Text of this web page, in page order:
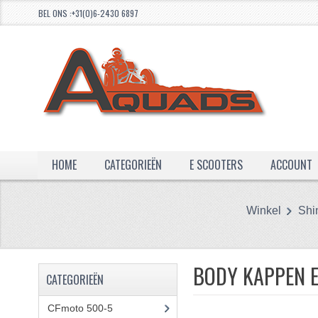
BEL ONS :+31(0)6-2430 6897
HOME CATEGORIEËN E SCOOTERS ACCOUNT
Winkel
BODY KAPPEN
CATEGORIEËN
CFmoto 500-5(5)